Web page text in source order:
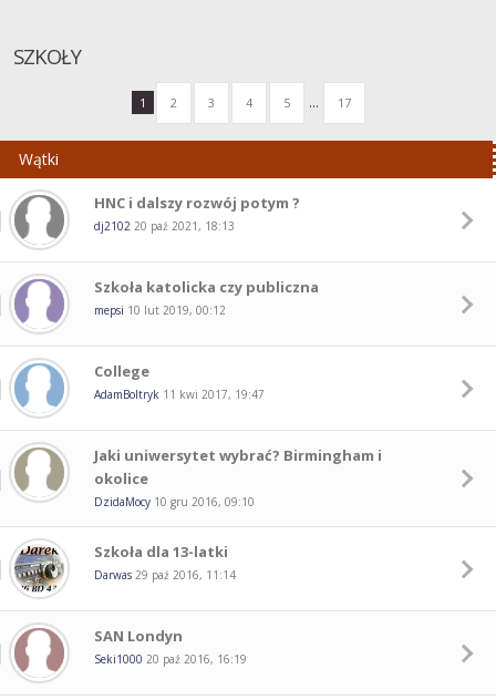
SZKOŁY
1 2 3 4 5 ... 17
Wątki
HNC i dalszy rozwój potym ?
dj2102 20 paź 2021, 18:13
Szkoła katolicka czy publiczna
mepsi 10 lut 2019, 00:12
College
AdamBoltryk 11 kwi 2017, 19:47
Jaki uniwersytet wybrać? Birmingham i
okolice
DzidaMocy 10 gru 2016, 09:10
Szkoła dla 13-latki
Darwas 29 paź 2016, 11:14
SAN Londyn
Seki1000 20 paź 2016, 16:19